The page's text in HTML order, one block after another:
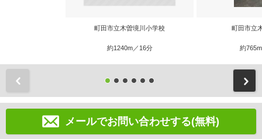
町田市立木曽境川小学校
約1240m／16分
町田市立
約
メールでお問い合わせする(無料)